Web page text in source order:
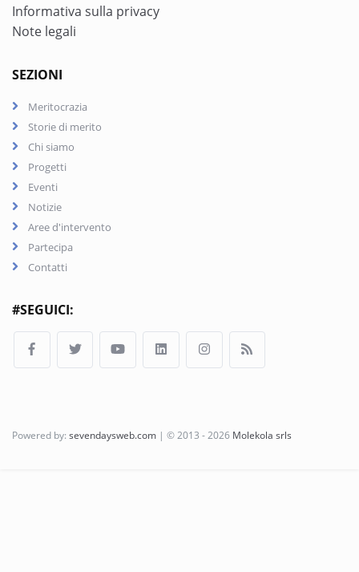
Informativa sulla privacy
Note legali
SEZIONI
Meritocrazia
Storie di merito
Chi siamo
Progetti
Eventi
Notizie
Aree d'intervento
Partecipa
Contatti
#SEGUICI:
Powered by: sevendaysweb.com | © 2013 - 2026 Molekola srls